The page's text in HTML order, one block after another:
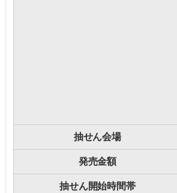
抽せん会場
発売金額
抽せん開始時間帯